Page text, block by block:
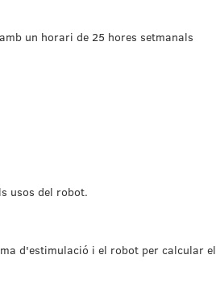
un horari de 25 hores setmanals
usos del robot.
d'estimulació i el robot per calcular el